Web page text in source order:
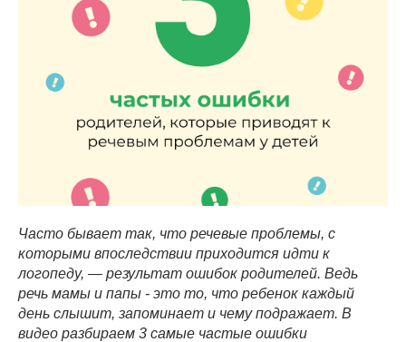
Часто бывает так, что речевые проблемы, с
которыми впоследствии приходится идти к
логопеду, — результат ошибок родителей. Ведь
речь мамы и папы - это то, что ребенок каждый
день слышит, запоминает и чему подражает. В
видео разбираем 3 самые частые ошибки